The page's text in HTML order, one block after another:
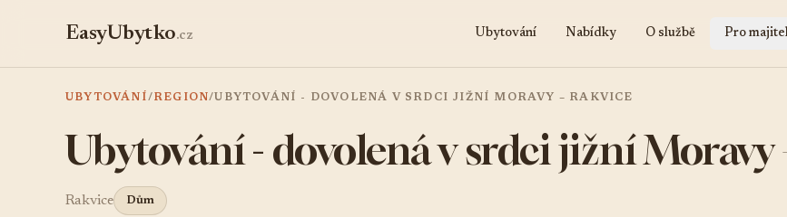
EasyUbytko.cz Ubytování Nabídky O službě Pro
UBYTOVÁNÍ/REGION/UBYTOVÁNÍ - DOVOLENÁ V SRDCI JIŽNÍ MORAVY – RAKVICE
Ubytování - dovolená v srdci jižní Moravy
Rakvice Dům